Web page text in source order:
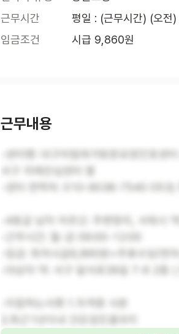
근무시간
평일 : (근무시간) (오
임금조건
시급 9,860원
근무내용